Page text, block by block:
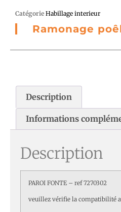
Catégorie Habillage interieur
Ramonage
Description
Informations
Description
PAROI FONTE – ref 7270302
veuillez vérifie la compatibilité